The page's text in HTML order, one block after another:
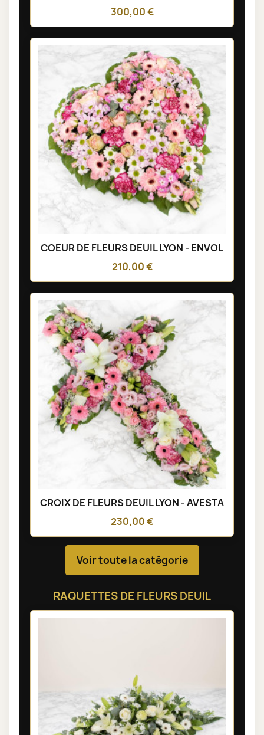
300,00 €
COEUR DE FLEURS DEUIL LYON - ENVOL
210,00 €
CROIX DE FLEURS DEUIL LYON - AVESTA
230,00 €
Voir toute la catégorie
RAQUETTES DE FLEURS DEUIL